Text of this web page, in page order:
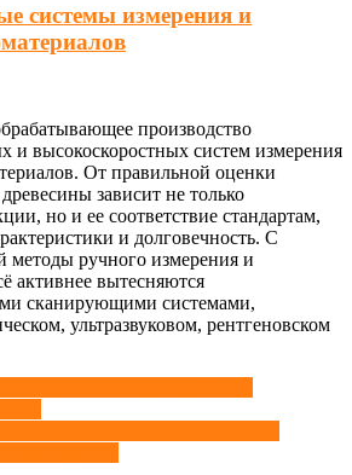
системы измерения и
производство
и высокоскоростных систем измерения
От правильной оценки
зависит не только
но и ее соответствие стандартам,
и долговечность. С
методы ручного измерения и
активнее вытесняются
сканирующими системами,
ультразвуковом, рентгеновском